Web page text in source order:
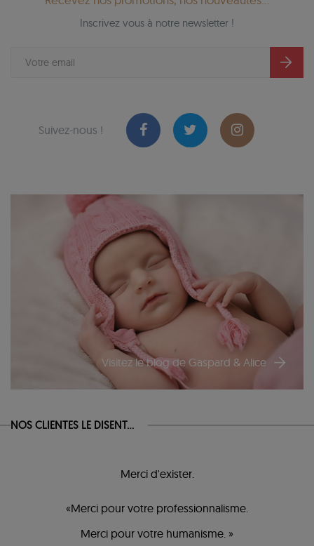
Inscrivez vous à notre newsletter !
Suivez-nous !
Visitez le blog de Gaspard & Alice
NOS CLIENTES LE DISENT...
Merci d'exister.
«Merci pour votre professionnalisme.
Merci pour votre humanisme. »